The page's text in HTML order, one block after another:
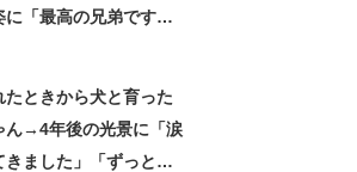
に「最高の兄弟です
たときから犬と育った
ん→4年後の光景に「涙
きました」「ずっと見